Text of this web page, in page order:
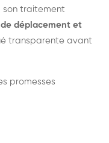
son traitement
déplacement et
transparente avant
promesses